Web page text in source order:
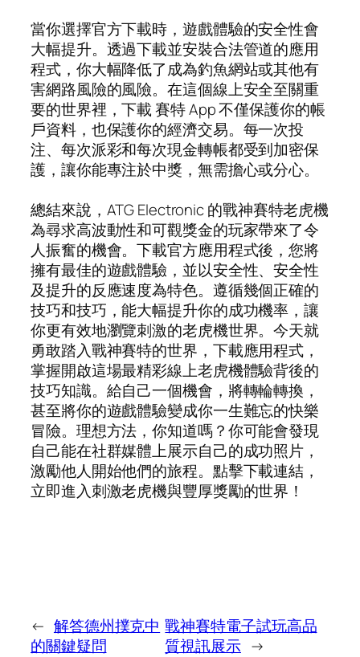
當你選擇官方下載時，遊戲體驗的安全性會
大幅提升。透過下載並安裝合法管道的應用
程式，你大幅降低了成為釣魚網站或其他有
害網路風險的風險。在這個線上安全至關重
要的世界裡，下載 賽特 App 不僅保護你的帳
戶資料，也保護你的經濟交易。每一次投
注、每次派彩和每次現金轉帳都受到加密保
護，讓你能專注於中獎，無需擔心或分心。
總結來說，ATG Electronic 的戰神賽特老虎機
為尋求高波動性和可觀獎金的玩家帶來了令
人振奮的機會。下載官方應用程式後，您將
擁有最佳的遊戲體驗，並以安全性、安全性
及提升的反應速度為特色。遵循幾個正確的
技巧和技巧，能大幅提升你的成功機率，讓
你更有效地瀏覽刺激的老虎機世界。今天就
勇敢踏入戰神賽特的世界，下載應用程式，
掌握開啟這場最精彩線上老虎機體驗背後的
技巧知識。給自己一個機會，將轉輪轉換，
甚至將你的遊戲體驗變成你一生難忘的快樂
冒險。理想方法，你知道嗎？你可能會發現
自己能在社群媒體上展示自己的成功照片，
激勵他人開始他們的旅程。點擊下載連結，
立即進入刺激老虎機與豐厚獎勵的世界！
← 解答德州撲克中
的關鍵疑問
戰神賽特電子試玩高品
質視訊展示 →